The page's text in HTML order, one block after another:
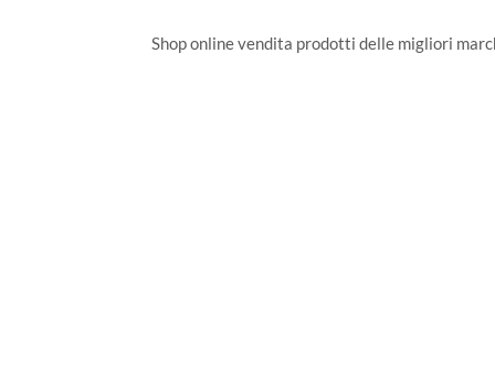
Shop online vendita prodotti delle migliori